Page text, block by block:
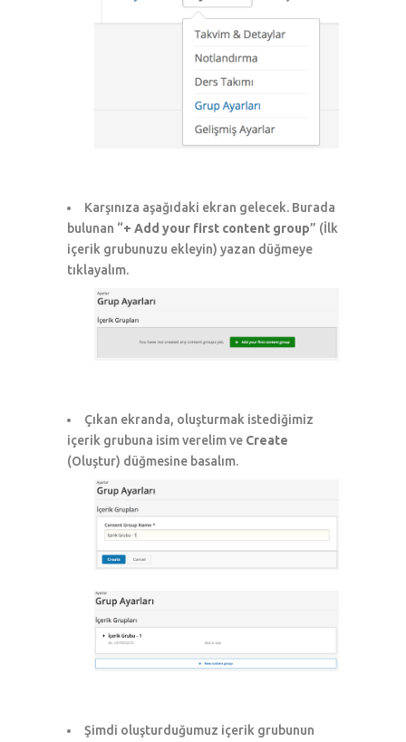
Karşınıza aşağıdaki ekran gelecek. Burada
bulunan “+ Add your first content group” (İlk
içerik grubunuzu ekleyin) yazan düğmeye
tıklayalım.
Çıkan ekranda, oluşturmak istediğimiz
içerik grubuna isim verelim ve Create
(Oluştur) düğmesine basalım.
Şimdi oluşturduğumuz içerik grubunun